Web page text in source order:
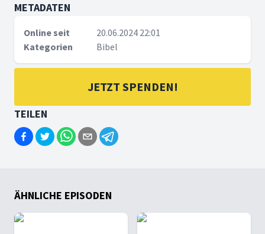
METADATEN
Online seit
20.06.2024 22:01
Kategorien
Bibel
JETZT SPENDEN!
TEILEN
ÄHNLICHE EPISODEN